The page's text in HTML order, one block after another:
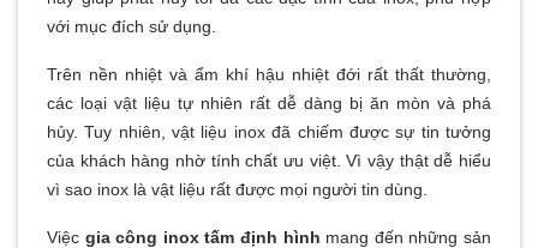
với mục đích sử dụng.
Trên nền nhiệt và ẩm khí hậu nhiệt đới rất thất thường,
các loại vật liệu tự nhiên rất dễ dàng bị ăn mòn và phá
hủy. Tuy nhiên, vật liệu inox đã chiếm được sự tin tưởng
của khách hàng nhờ tính chất ưu việt. Vì vậy thật dễ hiểu
vì sao inox là vật liệu rất được mọi người tin dùng.
Việc gia công inox tấm định hình mang đến những sản